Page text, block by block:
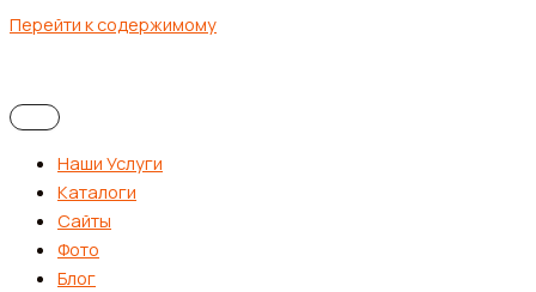
Перейти к содержимому
Наши Услуги
Каталоги
Сайты
Фото
Блог